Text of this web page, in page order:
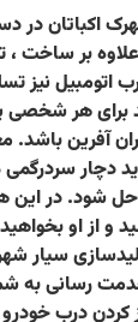
اکباتان در
علاوه بر ساخت
اتومبیل نیز
برای هر
آفرین
دچار
شود. در این
و از او
رسانی به
کردن درب